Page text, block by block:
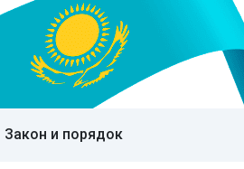
Закон и порядок